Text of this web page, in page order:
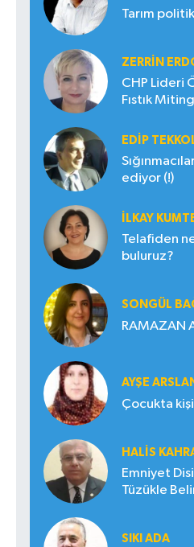
Tarım
ZERRIN
CHP Lideri
Fıstık
EDIP
ediyor (!)
İLKAY
Telafiden
buluruz?
SONGÜL
RAMAZAN
AYŞE
Çocukta
HALIS
Emniyet
Tüzükle
SIKI ADA